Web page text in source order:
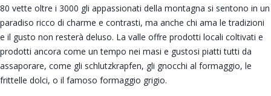
80 vette oltre i 3000 gli appassionati della montagna si sentono in un
paradiso ricco di charme e contrasti, ma anche chi ama le tradizioni
e il gusto non resterà deluso. La valle offre prodotti locali coltivati e
prodotti ancora come un tempo nei masi e gustosi piatti tutti da
assaporare, come gli schlutzkrapfen, gli gnocchi al formaggio, le
frittelle dolci, o il famoso formaggio grigio.